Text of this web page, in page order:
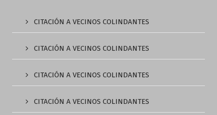
CITACIÓN A VECINOS COLINDANTES
CITACIÓN A VECINOS COLINDANTES
CITACIÓN A VECINOS COLINDANTES
CITACIÓN A VECINOS COLINDANTES